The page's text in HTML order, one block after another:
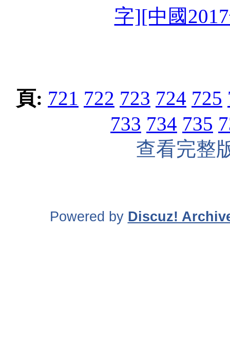
字][中國
頁: 721 722 723 724 725
733 734 735
查看完整
Powered by Discuz!